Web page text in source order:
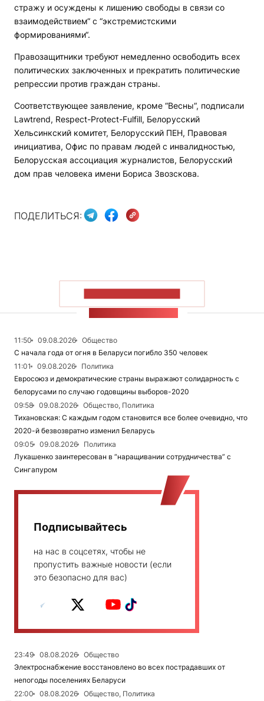
стражу и осуждены к лишению свободы в связи со
взаимодействием“ с “экстремистскими
формированиями“.
Правозащитники требуют немедленно освободить всех
политических заключенных и прекратить политические
репрессии против граждан страны.
Соответствующее заявление, кроме “Весны“, подписали
Lawtrend, Respect-Protect-Fulfill, Белорусский
Хельсинкский комитет, Белорусский ПЕН, Правовая
инициатива, Офис по правам людей с инвалидностью,
Белорусская ассоциация журналистов, Белорусский
дом прав человека имени Бориса Звозскова.
ПОДЕЛИТЬСЯ:
11:50 09.08.2026
Общество
С начала года от огня в Беларуси погибло 350 человек
11:01
09.08.2026
Политика
Евросоюз и демократические страны выражают солидарность с
белорусами по случаю годовщины выборов-2020
09:58
09.08.2026
Общество, Политика
Тихановская: С каждым годом становится все более очевидно, что
2020-й безвозвратно изменил Беларусь
09:05
09.08.2026
Политика
Лукашенко заинтересован в “наращивании сотрудничества” с
Сингапуром
Подписывайтесь
на нас в соцсетях, чтобы не
пропустить важные новости (если
это безопасно для вас)
23:49 08.08.2026
Общество
Электроснабжение восстановлено во всех пострадавших от
непогоды поселениях Беларуси
22:00
08.08.2026
Общество, Политика